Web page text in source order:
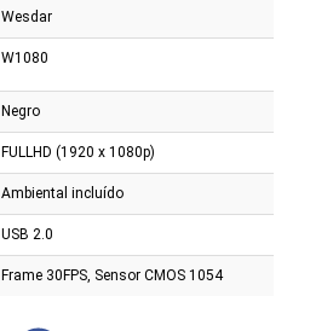
Wesdar
W1080
Negro
FULLHD (1920 x 1080p)
Ambiental incluído
USB 2.0
Frame 30FPS, Sensor CMOS 1054